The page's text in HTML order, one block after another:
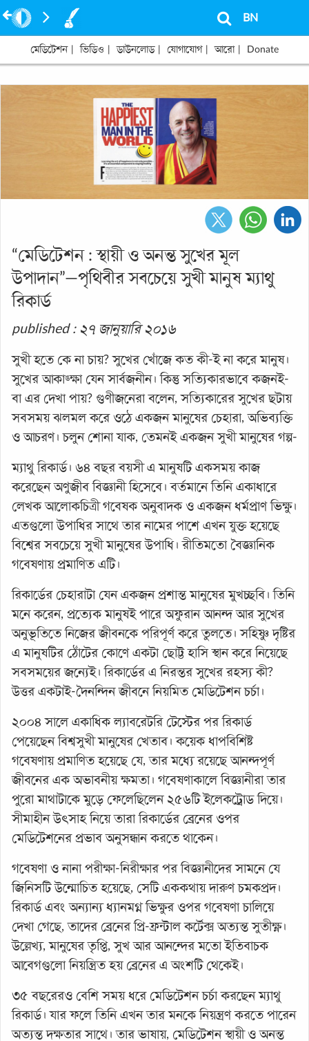
BN
মেডিটেশন ভিডিও ডাউনলোড যোগাযোগ আরো Donate
“মেডিটেশন : স্থায়ী ও অনন্ত সুখের মূল
উপাদান”—পৃথিবীর সবচেয়ে সুখী মানুষ ম্যাথু
রিকার্ড
published : ২৭ জানুয়ারি ২০১৬
সুখী হতে কে না চায়? সুখের খোঁজে কত কী-ই না করে মানুষ।
সুখের আকাঙ্ক্ষা যেন সার্বজনীন। কিন্তু সত্যিকারভাবে কজনই-
বা এর দেখা পায়? গুণীজনেরা বলেন, সত্যিকারের সুখের ছটায়
সবসময় ঝলমল করে ওঠে একজন মানুষের চেহারা, অভিব্যক্তি
ও আচরণ। চলুন শোনা যাক, তেমনই একজন সুখী মানুষের গল্প-
ম্যাথু রিকার্ড। ৬৪ বছর বয়সী এ মানুষটি একসময় কাজ
করেছেন অণুজীব বিজ্ঞানী হিসেবে। বর্তমানে তিনি একাধারে
লেখক আলোকচিত্রী গবেষক অনুবাদক ও একজন ধর্মপ্রাণ ভিক্ষু।
এতগুলো উপাধির সাথে তার নামের পাশে এখন যুক্ত হয়েছে
বিশ্বের সবচেয়ে সুখী মানুষের উপাধি। রীতিমতো বৈজ্ঞানিক
গবেষণায় প্রমাণিত এটি।
রিকার্ডের চেহারাটা যেন একজন প্রশান্ত মানুষের মুখচ্ছবি। তিনি
মনে করেন, প্রত্যেক মানুষই পারে অফুরান আনন্দ আর সুখের
অনুভূতিতে নিজের জীবনকে পরিপূর্ণ করে তুলতে। সহিষ্ণু দৃষ্টির
এ মানুষটির ঠোঁটের কোণে একটা ছোট্ট হাসি স্থান করে নিয়েছে
সবসময়ের জন্যেই। রিকার্ডের এ নিরন্তর সুখের রহস্য কী?
উত্তর একটাই-দৈনন্দিন জীবনে নিয়মিত মেডিটেশন চর্চা।
২০০৪ সালে একাধিক ল্যাবরেটরি টেস্টের পর রিকার্ড
পেয়েছেন বিশ্বসুখী মানুষের খেতাব। কয়েক ধাপবিশিষ্ট
গবেষণায় প্রমাণিত হয়েছে যে, তার মধ্যে রয়েছে আনন্দপূর্ণ
জীবনের এক অভাবনীয় ক্ষমতা। গবেষণাকালে বিজ্ঞানীরা তার
পুরো মাথাটাকে মুড়ে ফেলেছিলেন ২৫৬টি ইলেকট্রোড দিয়ে।
সীমাহীন উৎসাহ নিয়ে তারা রিকার্ডের ব্রেনের ওপর
মেডিটেশনের প্রভাব অনুসন্ধান করতে থাকেন।
গবেষণা ও নানা পরীক্ষা-নিরীক্ষার পর বিজ্ঞানীদের সামনে যে
জিনিসটি উন্মোচিত হয়েছে, সেটি এককথায় দারুণ চমকপ্রদ।
রিকার্ড এবং অন্যান্য ধ্যানমগ্ন ভিক্ষুর ওপর গবেষণা চালিয়ে
দেখা গেছে, তাদের ব্রেনের প্রি-ফ্রন্টাল কর্টেক্স অত্যন্ত সুতীক্ষ্ণ।
উল্লেখ্য, মানুষের তৃপ্তি, সুখ আর আনন্দের মতো ইতিবাচক
আবেগগুলো নিয়ন্ত্রিত হয় ব্রেনের এ অংশটি থেকেই।
৩৫ বছরেরও বেশি সময় ধরে মেডিটেশন চর্চা করছেন ম্যাথু
রিকার্ড। যার ফলে তিনি এখন তার মনকে নিয়ন্ত্রণ করতে পারেন
অত্যন্ত দক্ষতার সাথে। তার ভাষায়, মেডিটেশন স্থায়ী ও অনন্ত